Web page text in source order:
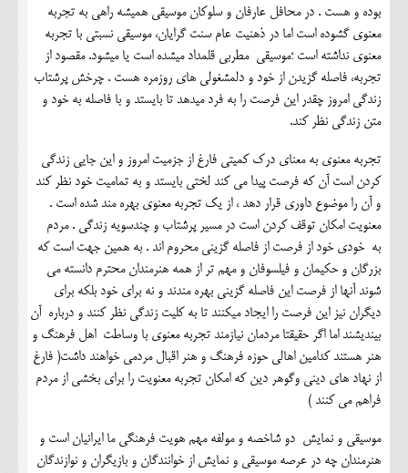
بوده و هست . در محافل عارفان و سلوکان موسیقی همیشه راهی به تجربه
معنوی گشوده است اما در ذهنیت عام سنت گرایان، موسیقی نسبتی با تجربه
معنوی نداشته است ؛موسیقی مطربی قلمداد میشده است یا میشود. مقصود از
تجربه، فاصله گزیدن از خود و دلمشغولی های روزمره هست . چرخش پرشتاب
زندگی امروز چقدر این فرصت را به فرد میدهد تا بایستد و با فاصله به خود و
متن زندگی نظر کند.
تجربه معنوی به معنای درک کمیتی فارغ از جزمیت امروز و این جایی زندگی
کردن است آن که فرصت پیدا می کند لختی بایستد و به تمامیت خود نظر کند
و آن را موضوع داوری قرار دهد ، از یک تجربه معنوی بهره مند شده است .
معنویت امکان توقف کردن است در مسیر پرشتاب و چندسویه زندگی . مردم
به خودی خود از فرصت از فاصله گزینی محروم اند . به همین جهت است که
بزرگان و حکیمان و فیلسوفان و مهم تر از همه هنرمندان محترم دانسته می
شوند آنها از فرصت این فاصله گزینی بهره مندند و نه برای خود بلکه برای
دیگران نیز این فرصت را ایجاد میکنند تا به کلیت زندگی نظر کنند و درباره آن
بیندیشند اما اگر حقیقتا مردمان نیازمند تجربه معنوی با وساطت اهل فرهنگ و
هنر هستند کدامین اهالی حوزه فرهنگ و هنر اقبال مردمی خواهند داشت( فارغ
از نهاد های دینی وگوهر دین که امکان تجربه معنویت را برای بخشی از مردم
فراهم می کنند )
موسیقی و نمایش دو شاخصه و مولفه مهم هویت فرهنگی ما ایرانیان است و
هنرمندان چه در عرصه موسیقی و نمایش از خوانندگان و بازیگران و نوازندگان